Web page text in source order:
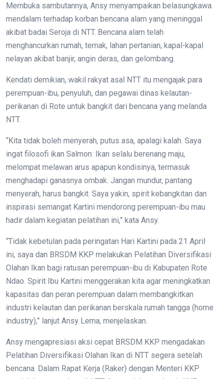
Membuka sambutannya, Ansy menyampaikan belasungkawa
mendalam terhadap korban bencana alam yang meninggal
akibat badai Seroja di NTT. Bencana alam telah
menghancurkan rumah, ternak, lahan pertanian, kapal-kapal
nelayan akibat banjir, angin deras, dan gelombang.
Kendati demikian, wakil rakyat asal NTT itu mengajak para
perempuan-ibu, penyuluh, dan pegawai dinas kelautan-
perikanan di Rote untuk bangkit dari bencana yang melanda
NTT.
“Kita tidak boleh menyerah, putus asa, apalagi kalah. Saya
ingat filosofi ikan Salmon: Ikan selalu berenang maju,
melompat melawan arus apapun kondisinya, termasuk
menghadapi ganasnya ombak. Jangan mundur, pantang
menyerah, harus bangkit. Saya yakin, spirit kebangkitan dan
inspirasi semangat Kartini mendorong perempuan-ibu mau
hadir dalam kegiatan pelatihan ini,” kata Ansy.
“Tidak kebetulan pada peringatan Hari Kartini pada 21 April
ini, saya dan BRSDM KKP melakukan Pelatihan Diversifikasi
Olahan Ikan bagi ratusan perempuan-ibu di Kabupaten Rote
Ndao. Spirit Ibu Kartini menggerakan kita agar meningkatkan
kapasitas dan peran perempuan dalam membangkitkan
industri kelautan dan perikanan berskala rumah tangga (home
industry),” lanjut Ansy Lema, menjelaskan.
Ansy mengapresiasi aksi cepat BRSDM KKP mengadakan
Pelatihan Diversifikasi Olahan Ikan di NTT segera setelah
bencana. Dalam Rapat Kerja (Raker) dengan Menteri KKP